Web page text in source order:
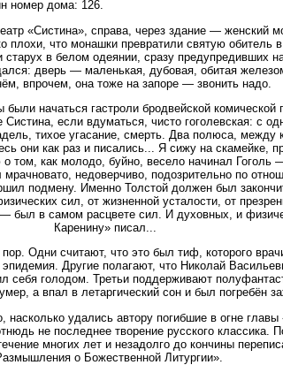
номер дома: 126.
«Систина», справа, через здание — женский
плохи, что монашки превратили святую обитель
в белом одеянии, сразу предупредивших
дверь — маленькая, дубовая, обитая
впрочем, она тоже на запоре — звонить надо.
начаться гастроли бродвейской
если вдуматься, чисто гоголевская: с
тихое угасание, смерть. Два полюса, между
они как раз и писались... Я сижу на скамейке,
как молодо, буйно, весело начинал Гоголь
недоверчиво, подозрительно по
подмену. Именно Толстой должен был
сил, от жизненной усталости, от
был в самом расцвете сил. И духовных, и
Каренину» писал...
Одни считают, что это был тиф, которого
Другие полагают, что Николай
себя голодом. Третьи поддерживают
а впал в летаргический сон и был погребён
насколько удались автору погибшие в огне
не последнее творение русского классика.
многих лет и незадолго до кончины
о Божественной Литургии».